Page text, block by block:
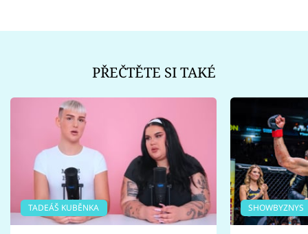
PŘEČTĚTE SI TAKÉ
TADEÁŠ KUBĚNKA SHOWBYZNYS